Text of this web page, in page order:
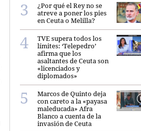
¿Por qué el Rey no se
atreve a poner los pies
en Ceuta o Melilla?
TVE supera todos los
límites: ‘Telepedro’
afirma que los
asaltantes de Ceuta son
«licenciados y
diplomados»
Marcos de Quinto deja
con careto a la «payasa
maleducada» Afra
Blanco a cuenta de la
invasión de Ceuta